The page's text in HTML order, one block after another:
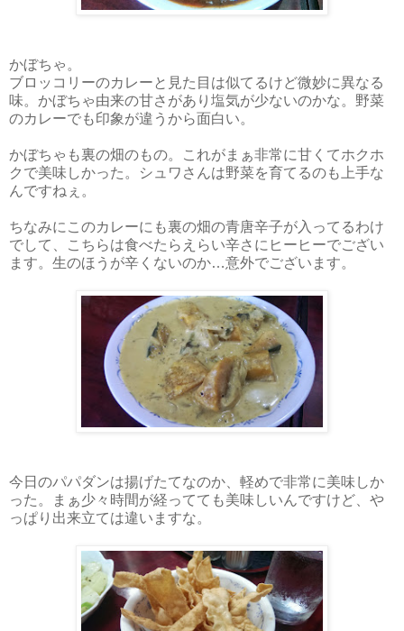
かぼちゃ。
ブロッコリーのカレーと見た目は似てるけど微妙に異なる
味。かぼちゃ由来の甘さがあり塩気が少ないのかな。野菜
のカレーでも印象が違うから面白い。
かぼちゃも裏の畑のもの。これがまぁ非常に甘くてホクホ
クで美味しかった。シュワさんは野菜を育てるのも上手な
んですねぇ。
ちなみにこのカレーにも裏の畑の青唐辛子が入ってるわけ
でして、こちらは食べたらえらい辛さにヒーヒーでござい
ます。生のほうが辛くないのか…意外でございます。
今日のパパダンは揚げたてなのか、軽めで非常に美味しか
った。まぁ少々時間が経ってても美味しいんですけど、や
っぱり出来立ては違いますな。